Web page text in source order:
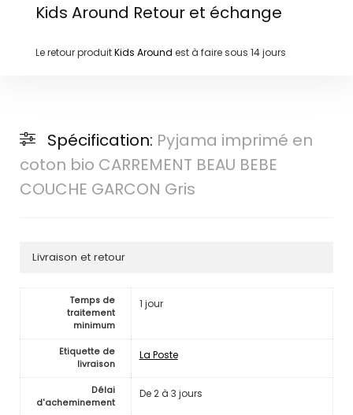
Kids Around Retour et échange
Le retour produitKids Around est à faire sous 14 jours
Spécification: Pyjama imprimé en
coton bio CARREMENT BEAU BEBE
COUCHE GARCON Gris
Livraison et retour
Temps de
traitement
minimum
1 jour
Etiquette de
livraison
La Poste
Délai
d'acheminement
De 2 à 3 jours